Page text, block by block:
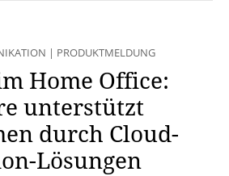
| PRODUKTMELDUNG
Home Office:
unterstützt
durch Cloud-
Lösungen